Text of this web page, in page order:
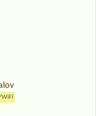
WiFi